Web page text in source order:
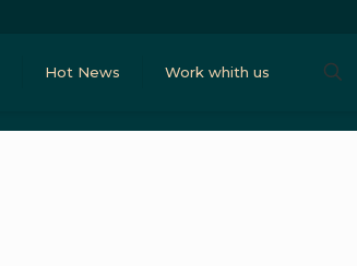
Hot News Work whith us